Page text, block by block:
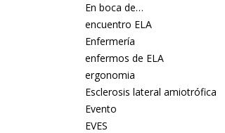
En boca de…
encuentro ELA
Enfermería
enfermos de ELA
ergonomia
Esclerosis lateral amiotrófica
Evento
EVES